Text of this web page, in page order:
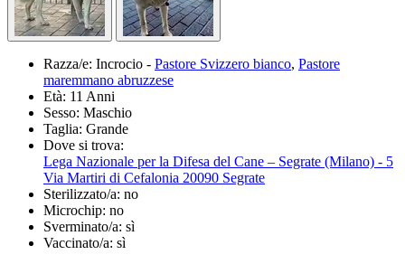
Razza/e: Incrocio - Pastore Svizzero bianco, Pastore
maremmano abruzzese
Età: 11 Anni
Sesso: Maschio
Taglia: Grande
Dove si trova:
Lega Nazionale per la Difesa del Cane – Segrate (Milano) - 5
Via Martiri di Cefalonia 20090 Segrate
Sterilizzato/a: no
Microchip: no
Sverminato/a: sì
Vaccinato/a: sì